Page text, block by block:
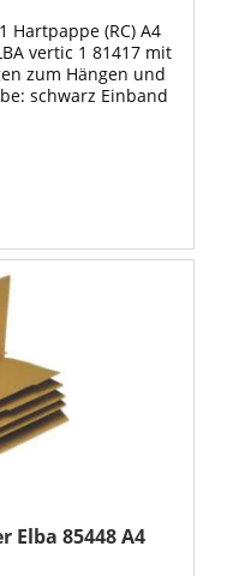
Hartpappe (RC) A4
vertic 1 81417 mit
zum Hängen und
schwarz Einband
85448 A4